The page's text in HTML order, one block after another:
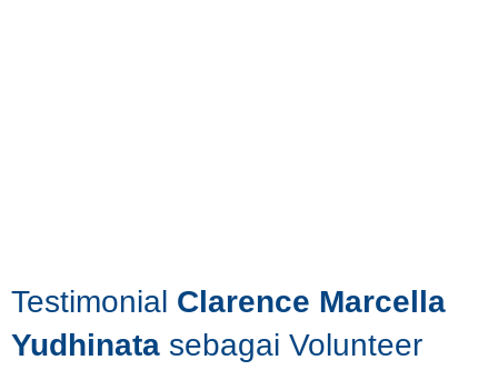
Testimonial Clarence Marcella
Yudhinata sebagai Volunteer